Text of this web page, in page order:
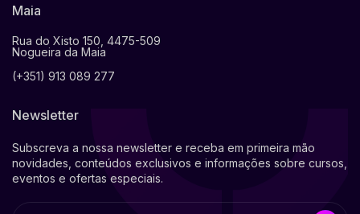
Maia
Rua do Xisto 150, 4475-509
Nogueira da Maia
(+351) 913 089 277
Newsletter
Subscreva a nossa newsletter e receba em primeira mão
novidades, conteúdos exclusivos e informações sobre cursos,
eventos e ofertas especiais.